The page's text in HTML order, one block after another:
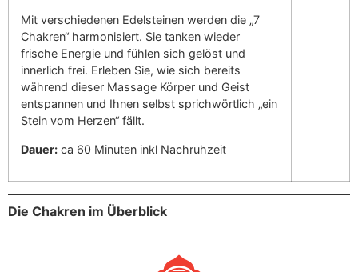
Mit verschiedenen Edelsteinen werden die „7
Chakren“ harmonisiert. Sie tanken wieder
frische Energie und fühlen sich gelöst und
innerlich frei. Erleben Sie, wie sich bereits
während dieser Massage Körper und Geist
entspannen und Ihnen selbst sprichwörtlich „ein
Stein vom Herzen“ fällt.
Dauer: ca 60 Minuten inkl Nachruhzeit
Die Chakren im Überblick